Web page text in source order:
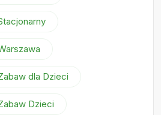
dla Dzieci
Dzieci